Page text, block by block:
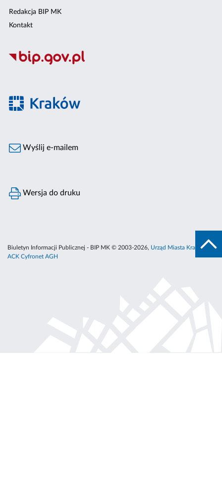
Redakcja BIP MK
Kontakt
Wyślij e-mailem
Wersja do druku
Biuletyn Informacji Publicznej - BIP MK © 2003-2026, Urząd Miasta Krakowa
ACK Cyfronet AGH